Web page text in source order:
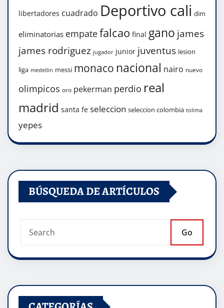
libertadores cuadrado Deportivo cali dim
eliminatorias empatefalcao final gano james
james rodriguez jugador junior juventus lesion
liga medellin messi monaco nacional nairo nuevo
olimpicos oro pekerman perdio real
madrid santa fe seleccion seleccion colombia tolima
yepes
BÚSQUEDA DE ARTÍCULOS
Go